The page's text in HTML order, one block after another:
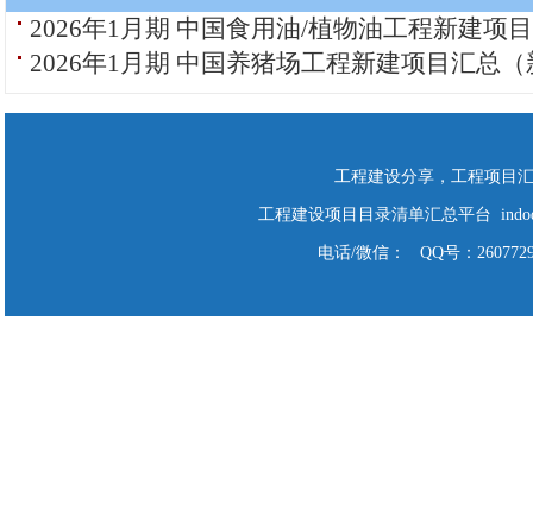
2026年1月期 中国食用油/植物油工程新建项
2026年1月期 中国养猪场工程新建项目汇总
工程建设分享，工程项目
工程建设项目目录清单汇总平台
电话/微信： QQ号：